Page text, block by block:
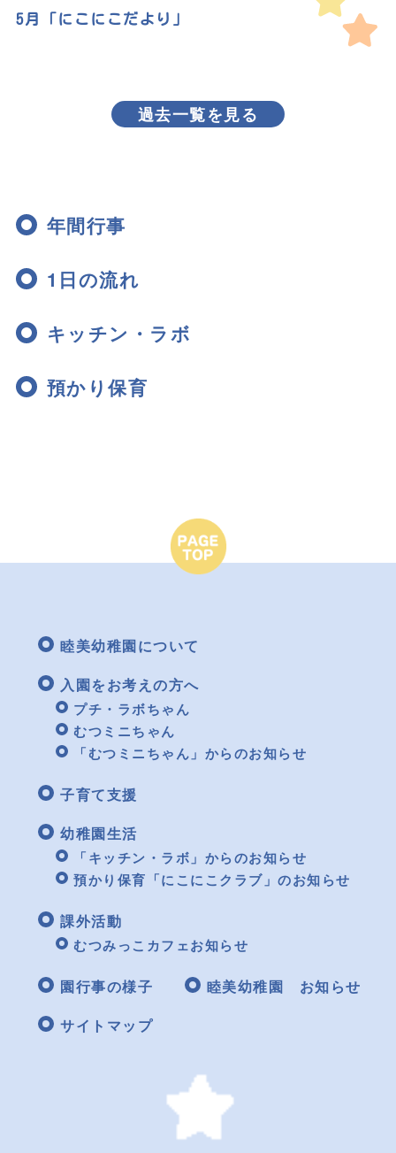
5月「にこにこだより」
過去一覧を見る
年間行事
1日の流れ
キッチン・ラボ
預かり保育
睦美幼稚園について
入園をお考えの方へ
プチ・ラボちゃん
むつミニちゃん
「むつミニちゃん」からのお知らせ
子育て支援
幼稚園生活
「キッチン・ラボ」からのお知らせ
預かり保育「にこにこクラブ」のお知らせ
課外活動
むつみっこカフェお知らせ
園行事の様子
睦美幼稚園 お知らせ
サイトマップ